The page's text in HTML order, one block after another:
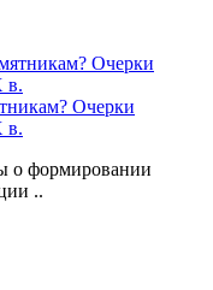
Очерки
в.
о формировании
..